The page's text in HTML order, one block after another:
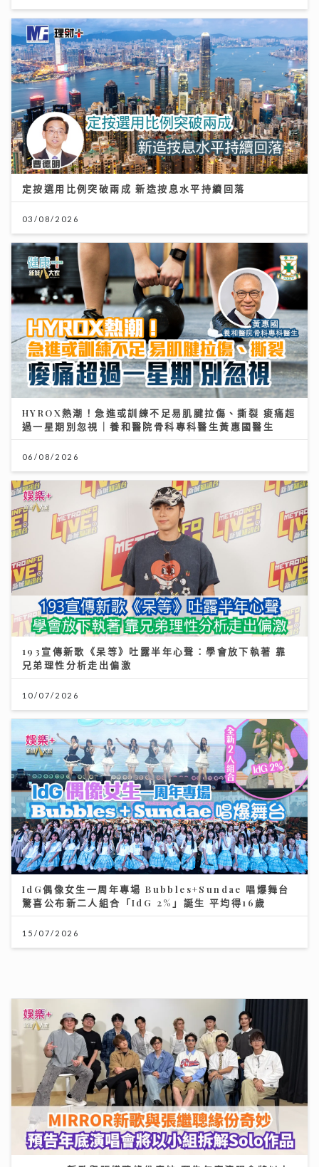
定按選用比例突破兩成 新造按息水平持續回落
03/08/2026
HYROX熱潮！急進或訓練不足易肌腱拉傷、撕裂 痠痛超
過一星期別忽視｜養和醫院骨科專科醫生黃惠國醫生
06/08/2026
193宣傳新歌《呆等》吐露半年心聲：學會放下執著 靠
兄弟理性分析走出偏激
10/07/2026
IdG偶像女生一周年專場 Bubbles+Sundae 唱爆舞台
驚喜公布新二人組合「IdG 2%」誕生 平均得16歲
15/07/2026
MIRROR新歌與張繼聰緣份奇妙 預告年底演唱會將以小
組拆解Solo作品